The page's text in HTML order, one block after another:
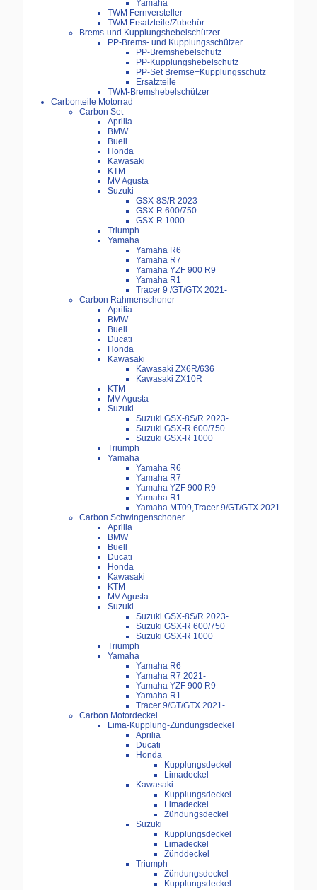
Yamaha
TWM Fernversteller
TWM Ersatzteile/Zubehör
Brems-und Kupplungshebelschützer
PP-Brems- und Kupplungsschützer
PP-Bremshebelschutz
PP-Kupplungshebelschutz
PP-Set Bremse+Kupplungsschutz
Ersatzteile
TWM-Bremshebelschützer
Carbonteile Motorrad
Carbon Set
Aprilia
BMW
Buell
Honda
Kawasaki
KTM
MV Agusta
Suzuki
GSX-8S/R 2023-
GSX-R 600/750
GSX-R 1000
Triumph
Yamaha
Yamaha R6
Yamaha R7
Yamaha YZF 900 R9
Yamaha R1
Tracer 9 /GT/GTX 2021-
Carbon Rahmenschoner
Aprilia
BMW
Buell
Ducati
Honda
Kawasaki
Kawasaki ZX6R/636
Kawasaki ZX10R
KTM
MV Agusta
Suzuki
Suzuki GSX-8S/R 2023-
Suzuki GSX-R 600/750
Suzuki GSX-R 1000
Triumph
Yamaha
Yamaha R6
Yamaha R7
Yamaha YZF 900 R9
Yamaha R1
Yamaha MT09,Tracer 9/GT/GTX 2021
Carbon Schwingenschoner
Aprilia
BMW
Buell
Ducati
Honda
Kawasaki
KTM
MV Agusta
Suzuki
Suzuki GSX-8S/R 2023-
Suzuki GSX-R 600/750
Suzuki GSX-R 1000
Triumph
Yamaha
Yamaha R6
Yamaha R7 2021-
Yamaha YZF 900 R9
Yamaha R1
Tracer 9/GT/GTX 2021-
Carbon Motordeckel
Lima-Kupplung-Zündungsdeckel
Aprilia
Ducati
Honda
Kupplungsdeckel
Limadeckel
Kawasaki
Kupplungsdeckel
Limadeckel
Zündungsdeckel
Suzuki
Kupplungsdeckel
Limadeckel
Zünddeckel
Triumph
Zündungsdeckel
Kupplungsdeckel